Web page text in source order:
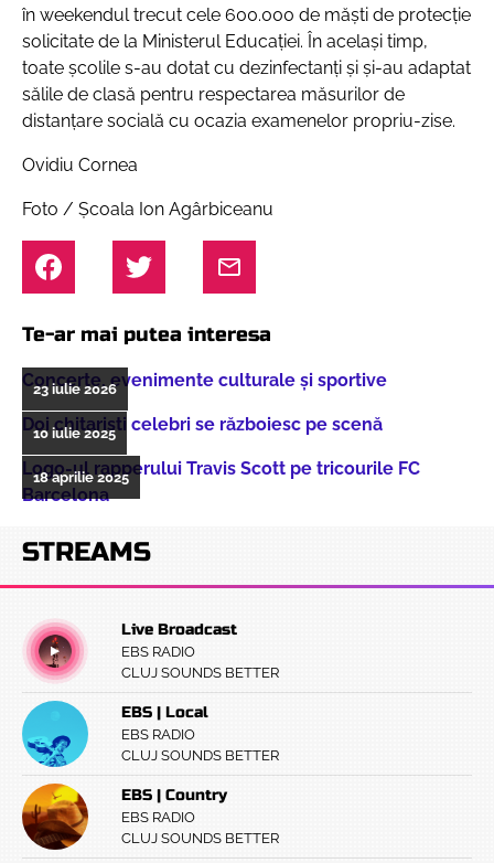
în weekendul trecut cele 600.000 de măști de protecție
solicitate de la Ministerul Educației. În același timp,
toate școlile s-au dotat cu dezinfectanți și și-au adaptat
sălile de clasă pentru respectarea măsurilor de
distanțare socială cu ocazia examenelor propriu-zise.
Ovidiu Cornea
Foto / Școala Ion Agârbiceanu
Te-ar mai putea interesa
Concerte, evenimente culturale şi sportive
23 iulie 2026
Doi chitarişti celebri se războiesc pe scenă
10 iulie 2025
Logo-ul rapperului Travis Scott pe tricourile FC
Barcelona
18 aprilie 2025
STREAMS
Live Broadcast
EBS RADIO
CLUJ SOUNDS BETTER
EBS | Local
EBS RADIO
CLUJ SOUNDS BETTER
EBS | Country
EBS RADIO
CLUJ SOUNDS BETTER